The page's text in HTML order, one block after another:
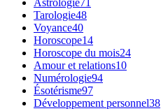
Tarologie48
Voyance40
Horoscope14
Horoscope du mois24
Amour et relations10
Numérologie94
Ésotérisme97
Développement personnel38